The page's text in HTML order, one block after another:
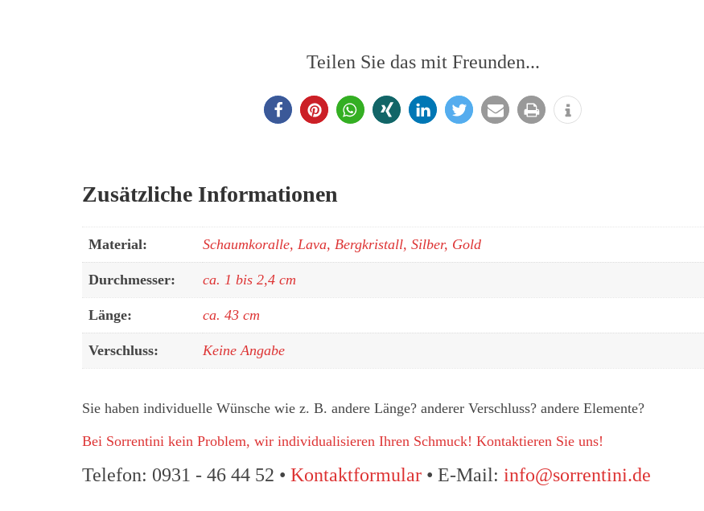
Teilen Sie das mit Freunden...
Zusätzliche Informationen
Material: Schaumkoralle, Lava, Bergkristall, Silber, Gold
Durchmesser: ca. 1 bis 2,4 cm
Länge: ca. 43 cm
Verschluss: Keine Angabe
Sie haben individuelle Wünsche wie z. B. andere Länge? anderer Verschluss? andere Elemente?
Bei Sorrentini kein Problem, wir individualisieren Ihren Schmuck! Kontaktieren Sie uns!
Telefon: 0931 - 46 44 52 • Kontaktformular • E-Mail: info@sorrentini.de